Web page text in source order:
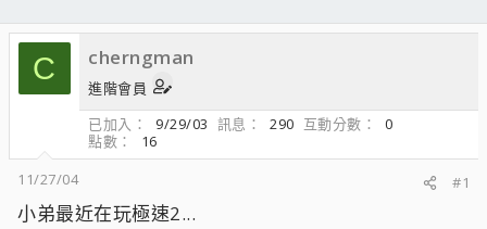
發
人
日
期
C cherngman
進階會員
已加入
9/29/03 訊息 290 互動分數
0
點數
16
11/27/04
#1
小弟最近在玩極速2...